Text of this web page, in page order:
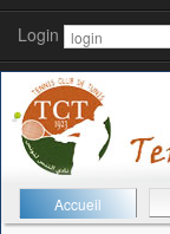
Login
Accueil